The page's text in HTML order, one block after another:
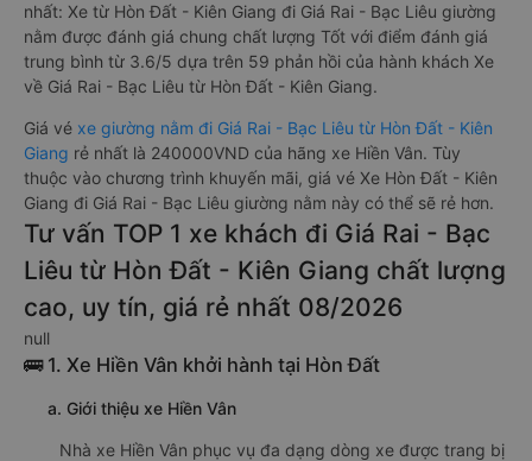
nhất: Xe từ Hòn Đất - Kiên Giang đi Giá Rai - Bạc Liêu giường
nằm được đánh giá chung chất lượng Tốt với điểm đánh giá
trung bình từ 3.6/5 dựa trên 59 phản hồi của hành khách Xe
về Giá Rai - Bạc Liêu từ Hòn Đất - Kiên Giang.
Giá vé xe giường nằm đi Giá Rai - Bạc Liêu từ Hòn Đất - Kiên
Giang rẻ nhất là 240000VND của hãng xe Hiền Vân. Tùy
thuộc vào chương trình khuyến mãi, giá vé Xe Hòn Đất - Kiên
Giang đi Giá Rai - Bạc Liêu giường nằm này có thể sẽ rẻ hơn.
Tư vấn TOP 1 xe khách đi Giá Rai - Bạc
Liêu từ Hòn Đất - Kiên Giang chất lượng
cao, uy tín, giá rẻ nhất 08/2026
null
🚌 1. Xe Hiền Vân khởi hành tại Hòn Đất
a. Giới thiệu xe Hiền Vân
Nhà xe Hiền Vân phục vụ đa dạng dòng xe được trang bị